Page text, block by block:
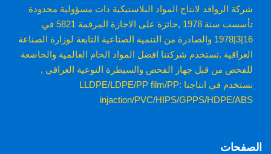
شركة الروافد لانتاج المواد البلاستيكية ذات مسؤولية محدودة
تأسست سنة 1978 ,حائزة على الاجازة المرقمة 5821 في
16|3|1978 والصادرة من التنمية الصناعية التابعة لوزارة الصناعة
العراقية .تستخدم شركتنا افضل المواد الخام العالمية والخاضعة
للفحص من قبل جهاز الفحص والسيطرة النوعية العراقي ,
نستخدم في انتاجنا :LLDPE/LDPE/PP film/PP
injaction/PVC/HIPS/GPPS/HDPE/ABS
الصفحات